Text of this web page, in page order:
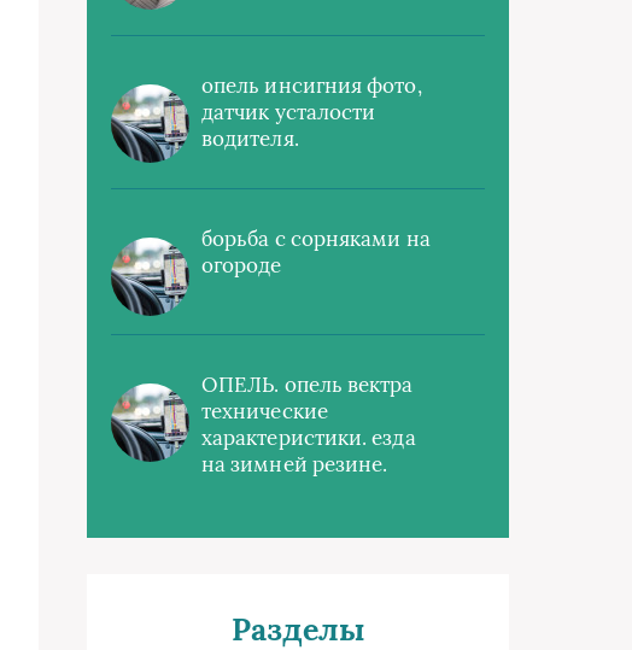
опель инсигния фото,
датчик усталости
водителя.
борьба с сорняками на
огороде
ОПЕЛЬ. опель вектра
технические
характеристики. езда
на зимней резине.
Разделы